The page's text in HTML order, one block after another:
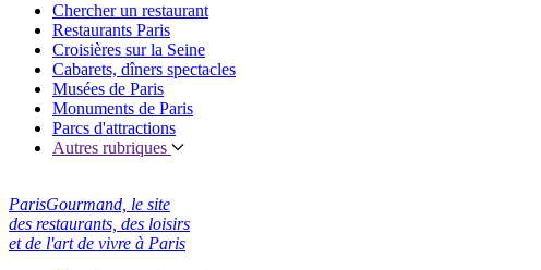
Chercher un restaurant
Restaurants Paris
Croisières sur la Seine
Cabarets, dîners spectacles
Musées de Paris
Monuments de Paris
Parcs d'attractions
Autres rubriques
ParisGourmand, le site
des restaurants, des loisirs
et de l'art de vivre à Paris